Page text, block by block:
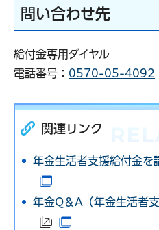
問い合わせ先
給付金専用ダイヤル
電話番号： 0570-05-4092
関連リンク
年金生活者支援給付金を
年金Q＆A（年金生活者
（外部サイトへリンク